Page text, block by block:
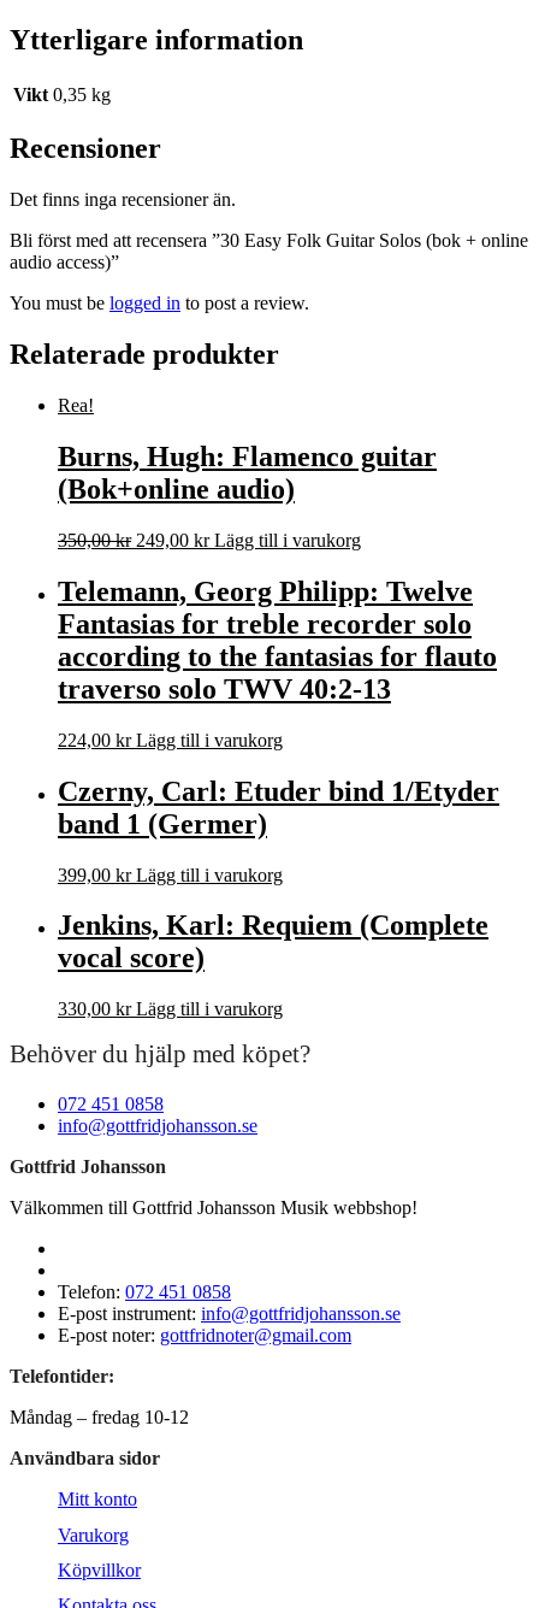
Ytterligare information
Vikt 0,35 kg
Recensioner
Det finns inga recensioner än.
Bli först med att recensera ”30 Easy Folk Guitar Solos (bok + online
audio access)”
You must be logged in to post a review.
Relaterade produkter
Rea!
Burns, Hugh: Flamenco guitar
(Bok+online audio)
350,00kr Det
var:
350,00 kr.
249,00 krDet
priset
är:
249,00 kr.
Lägg till i varukorg
Telemann, Georg Philipp: Twelve
Fantasias for treble recorder solo
according to the fantasias for flauto
traverso solo TWV 40:2-13
224,00 kr Lägg till i varukorg
Czerny, Carl: Etuder bind 1/Etyder
band 1 (Germer)
399,00 kr Lägg till i varukorg
Jenkins, Karl: Requiem (Complete
vocal score)
330,00 kr Lägg till i varukorg
Behöver du hjälp med köpet?
072 451 0858
info@gottfridjohansson.se
Gottfrid Johansson
Välkommen till Gottfrid Johansson Musik webbshop!
Telefon: 072 451 0858
E-post instrument: info@gottfridjohansson.se
E-post noter: gottfridnoter@gmail.com
Telefontider:
Måndag – fredag 10-12
Användbara sidor
Mitt konto
Varukorg
Köpvillkor